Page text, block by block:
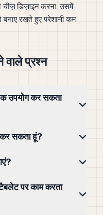
डिज़ाइन करना, उसमें
रखते हुए परेशानी कम
प्रश्न
उपयोग कर सकता
सकता हूं?
पर काम करता